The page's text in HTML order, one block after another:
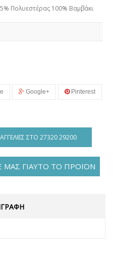
Πολυεστέρας 100% Βαμβάκι
Google+ Pinterest
ΣΤΟ 27320 29200
ΜΑΣ ΓΙΑΥΤΟ ΤΟ ΠΡΟΪΟΝ